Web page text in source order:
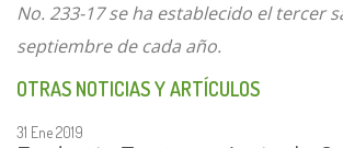
No. 233-17 se ha establecido el tercer
septiembre de cada año.
OTRAS NOTICIAS Y ARTÍCULOS
31 Ene 2019